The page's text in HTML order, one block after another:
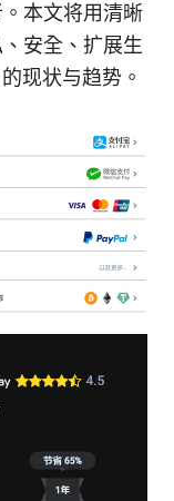
本文将用清晰
安全、扩展生
现状与趋势。